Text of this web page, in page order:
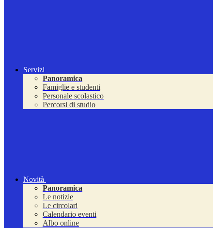
Servizi
Panoramica
Famiglie e studenti
Personale scolastico
Percorsi di studio
Novità
Panoramica
Le notizie
Le circolari
Calendario eventi
Albo online